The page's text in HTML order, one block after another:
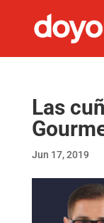
Las
Jun 17, 2019